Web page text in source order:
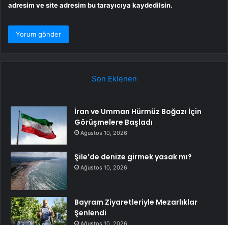
adresim ve site adresim bu tarayıcıya kaydedilsin.
Son Eklenen
İran ve Umman Hürmüz Boğazı İçin
Görüşmelere Başladı
Ağustos 10, 2026
Şile’de denize girmek yasak mı?
Ağustos 10, 2026
Bayram Ziyaretleriyle Mezarlıklar
Şenlendi
Ağustos 10, 2026